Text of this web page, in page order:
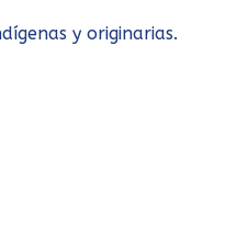
y originarias.